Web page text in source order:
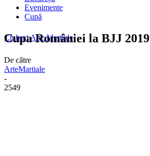
Cluburi Arte Marțiale
Evenimente
Cupă
Cupa României la BJJ 2019
De către
ArteMartiale
-
2549